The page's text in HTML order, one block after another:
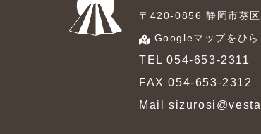
〒420-0856 静岡市葵
Googleマップをひら
TEL 054-653-2311
FAX 054-653-2312
Mail